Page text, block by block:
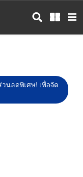
นลดพิเศษ! เพื่อจัด